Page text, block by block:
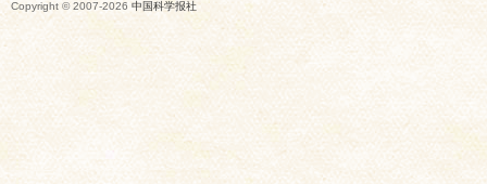
Copyright © 2007-2026 中国科学报社